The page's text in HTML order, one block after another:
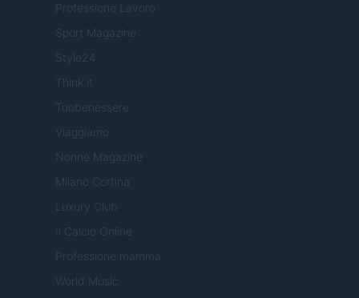
Professione Lavoro
Sport Magazine
Style24
Think.it
Tuobenessere
Viaggiamo
Nonne Magazine
Milano Cortina
Luxury Club
Il Calcio Online
Professione mamma
World Music